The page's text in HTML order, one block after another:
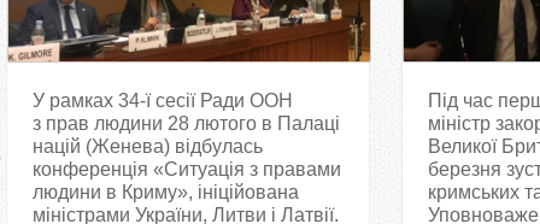
У рамках 34-ї сесії Ради ООН
з прав людини 28 лютого в Палаці
націй (Женева) відбулась
конференція «Ситуація з правами
людини в Криму», ініційована
міністрами України, Литви і Латвії.
Під час
міністр
Великої
березня
кримських